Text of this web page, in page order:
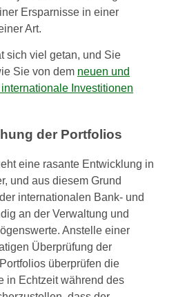
Ersparnisse in einer
Art.
sich viel getan, und Sie
Sie von dem neuen und
Investitionen
der Portfolios
eine rasante Entwicklung in
und aus diesem Grund
internationalen Bank- und
an der Verwaltung und
Anstelle einer
Überprüfung der
überprüfen die
in Echtzeit während des